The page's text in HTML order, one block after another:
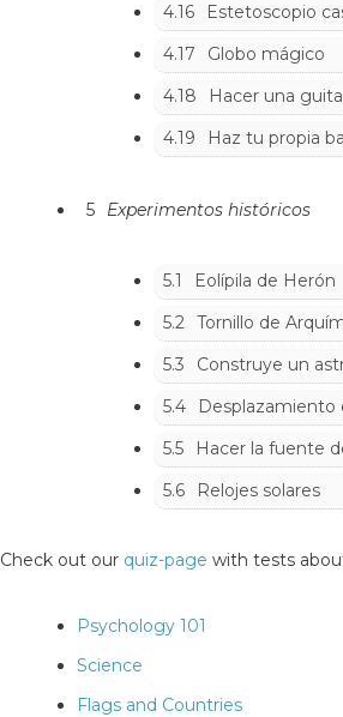
4.16
Estetoscopio
4.17
Globo mágico
4.18
Hacer una
4.19
Haz tu propia
5 Experimentos históricos
5.1
Eolípila de Herón
5.2 Tornillo de
5.3
Construye un
5.4
Desplazamiento
5.5
Hacer la fuente
5.6
Relojes solares
Check out our quiz-page with tests
Psychology 101
Science
Flags and Countries